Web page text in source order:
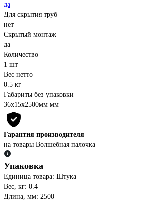
да
Для скрытия труб
нет
Скрытый монтаж
да
Количество
1 шт
Вес нетто
0.5 кг
Габариты без упаковки
36х15х2500мм мм
Гарантия производителя
на товары Волшебная палочка
Упаковка
Единица товара: Штука
Вес, кг: 0.4
Длина, мм: 2500